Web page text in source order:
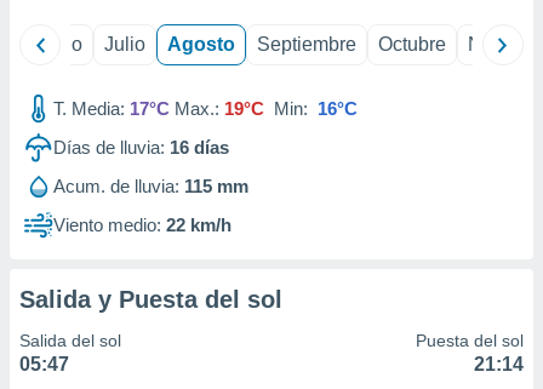
Junio Julio Agosto Septiembre Octubre
T. Media: 17°C Max.: 19°C Min: 16°C
Días de lluvia: 16 días
Acum. de lluvia: 115 mm
Viento medio: 22 km/h
Salida y Puesta del sol
Salida del sol
05:47
Puesta del sol
21:14